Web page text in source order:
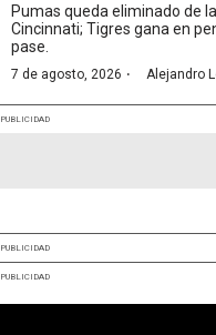
Pumas queda eliminado de
Cincinnati; Tigres gana en
pase.
7 de agosto, 2026 · Alejandro
PUBLICIDAD
PUBLICIDAD
PUBLICIDAD